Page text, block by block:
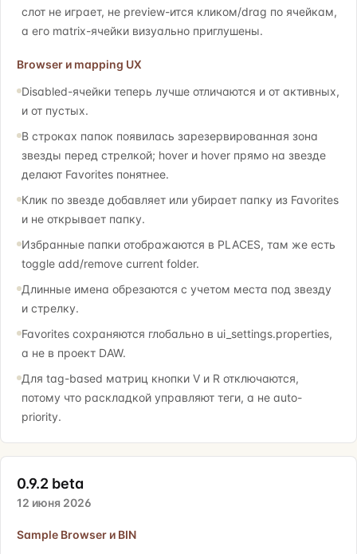
слот не играет, не preview-ится кликом/drag по ячейкам,
а его matrix-ячейки визуально приглушены.
Browser и mapping UX
Disabled-ячейки теперь лучше отличаются и от активных,
и от пустых.
В строках папок появилась зарезервированная зона
звезды перед стрелкой; hover и hover прямо на звезде
делают Favorites понятнее.
Клик по звезде добавляет или убирает папку из Favorites
и не открывает папку.
Избранные папки отображаются в PLACES, там же есть
toggle add/remove current folder.
Длинные имена обрезаются с учетом места под звезду
и стрелку.
Favorites сохраняются глобально в ui_settings.properties,
а не в проект DAW.
Для tag-based матриц кнопки V и R отключаются,
потому что раскладкой управляют теги, а не auto-
priority.
0.9.2 beta
12 июня 2026
Sample Browser и BIN